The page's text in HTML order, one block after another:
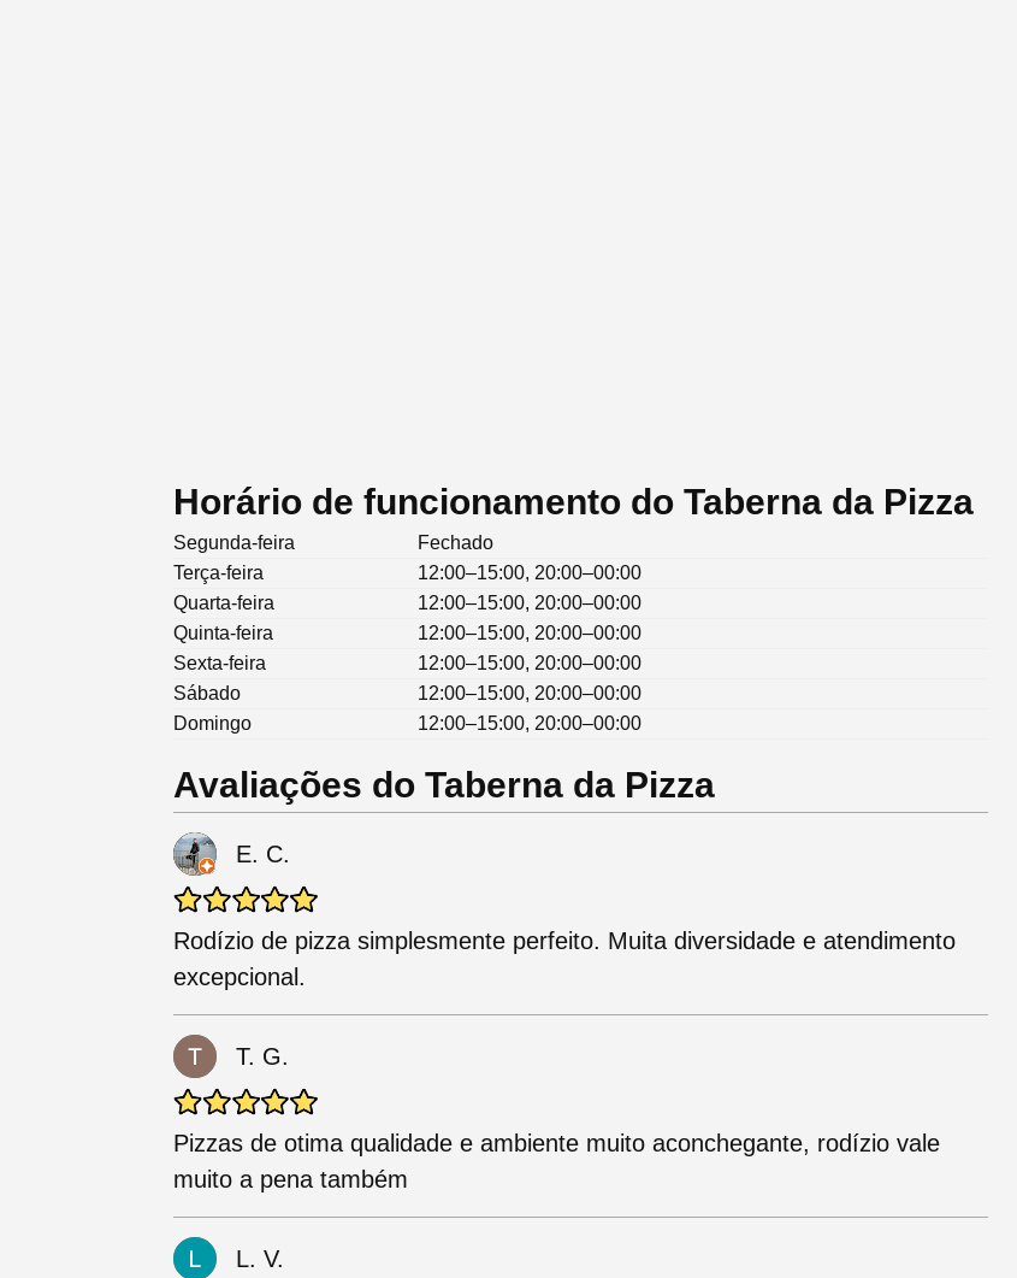
Horário de funcionamento do Taberna da Pizza
Segunda-feira
Fechado
Terça-feira
12:00–15:00, 20:00–00:00
Quarta-feira
12:00–15:00, 20:00–00:00
Quinta-feira
12:00–15:00, 20:00–00:00
Sexta-feira
12:00–15:00, 20:00–00:00
Sábado
12:00–15:00, 20:00–00:00
Domingo
12:00–15:00, 20:00–00:00
Avaliações do Taberna da Pizza
E. C.
Rodízio de pizza simplesmente perfeito. Muita diversidade e atendimento
excepcional.
T. G.
Pizzas de otima qualidade e ambiente muito aconchegante, rodízio vale
muito a pena também
L. V.